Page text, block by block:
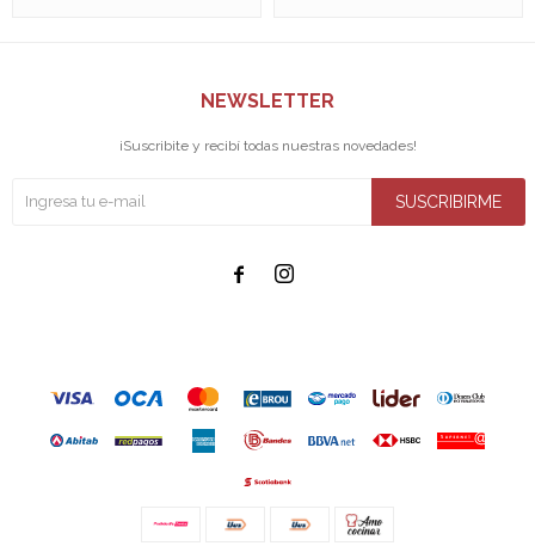
NEWSLETTER
¡Suscribite y recibí todas nuestras novedades!
SUSCRIBIRME
 